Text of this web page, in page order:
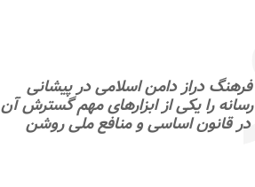
فرهنگ دراز دامن اسلامی در پیشانی
را یكی از ابزارهای مهم گسترش آن
در قانون اساسی و منافع ملی روشن